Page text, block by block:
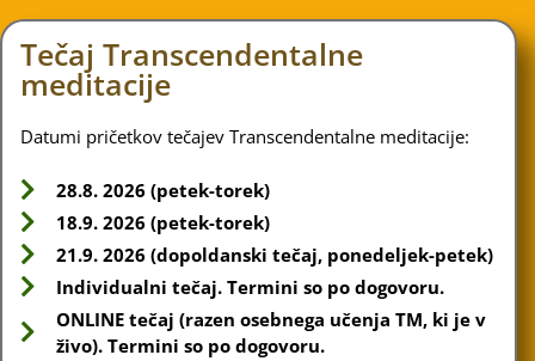
Tečaj Transcendentalne
meditacije
Datumi pričetkov tečajev Transcendentalne meditacije:
28.8. 2026 (petek-torek)
18.9. 2026 (petek-torek)
21.9. 2026 (dopoldanski tečaj, ponedeljek-petek)
Individualni tečaj. Termini so po dogovoru.
ONLINE tečaj (razen osebnega učenja TM, ki je v
živo). Termini so po dogovoru.